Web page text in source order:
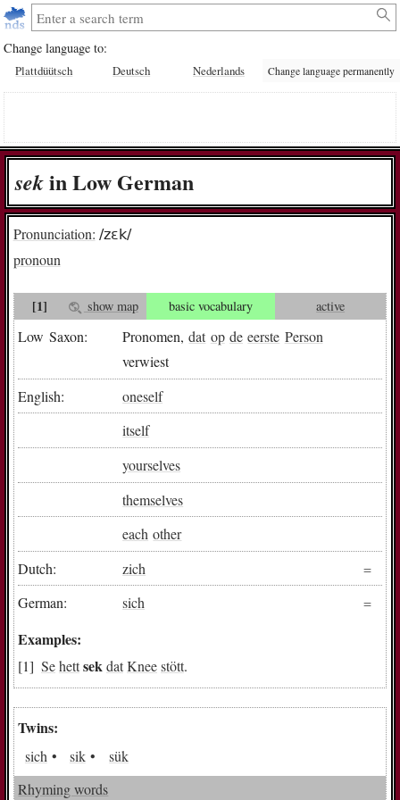
Change language to:
Plattdüütsch Deutsch Nederlands Change language permanently
sekin Low German
Pronunciation: /zɛk/
pronoun
[1] show map basic vocabulary active
Low Saxon: Pronomen,dat op de eerste Person
verwiest
English:
oneself
itself
yourselves
themselves
each other
Dutch:
zich
German:
sich
Examples:
SehettsekdatKneestött.
Twins:
sich sik
sük
Rhyming words